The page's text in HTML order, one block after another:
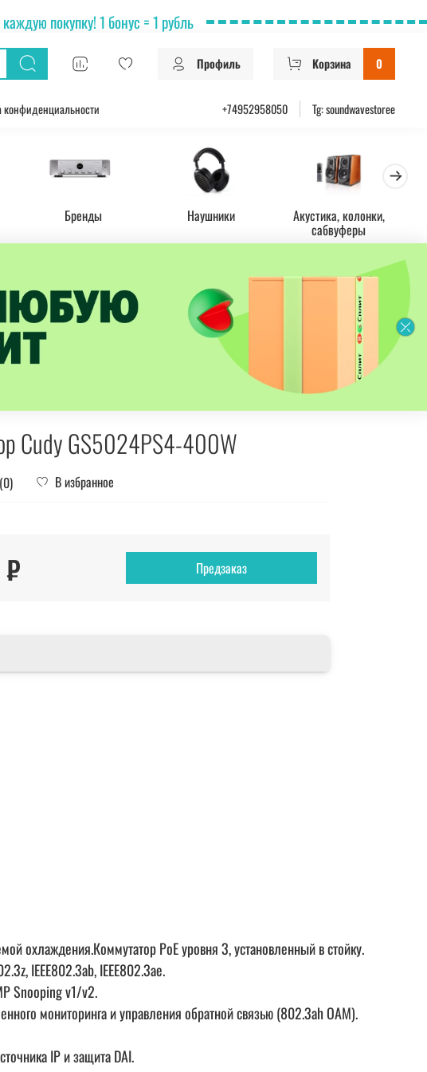
покупку! 1 бонус = 1 рубль
Профиль Корзина 0
конфиденциальности +74952958050 Tg: soundwavestoree
Бренды Наушники Акустика, колонки,
сабвуферы
Cudy GS5024PS4-400W
(0) В избранное
Предзаказ
охлаждения.Коммутатор PoE уровня 3, установленный в стойку.
IEEE802.3ab, IEEE802.3ae.
Snooping v1/v2.
мониторинга и управления обратной связью (802.3ah OAM).
IP и защита DAI.